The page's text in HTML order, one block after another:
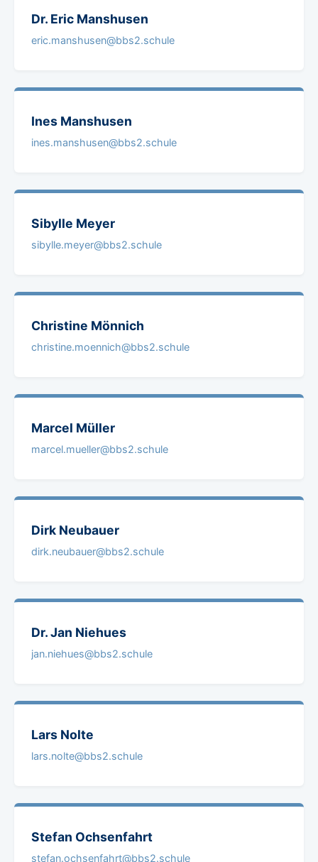
Dr. Eric Manshusen
eric.manshusen@bbs2.schule
Ines Manshusen
ines.manshusen@bbs2.schule
Sibylle Meyer
sibylle.meyer@bbs2.schule
Christine Mönnich
christine.moennich@bbs2.schule
Marcel Müller
marcel.mueller@bbs2.schule
Dirk Neubauer
dirk.neubauer@bbs2.schule
Dr. Jan Niehues
jan.niehues@bbs2.schule
Lars Nolte
lars.nolte@bbs2.schule
Stefan Ochsenfahrt
stefan.ochsenfahrt@bbs2.schule